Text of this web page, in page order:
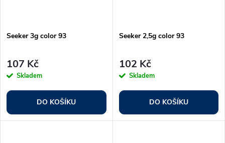
Seeker 3g color 93
107 Kč
Skladem
DO KOŠÍKU
Seeker 2,5g color 93
102 Kč
Skladem
DO KOŠÍKU